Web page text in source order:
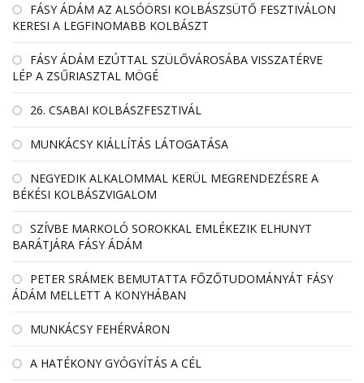
FÁSY ÁDÁM AZ ALSÓÖRSI KOLBÁSZSÜTŐ FESZTIVÁLON
KERESI A LEGFINOMABB KOLBÁSZT
FÁSY ÁDÁM EZÚTTAL SZÜLŐVÁROSÁBA VISSZATÉRVE
LÉP A ZSŰRIASZTAL MÖGÉ
26. CSABAI KOLBÁSZFESZTIVÁL
MUNKÁCSY KIÁLLÍTÁS LÁTOGATÁSA
NEGYEDIK ALKALOMMAL KERÜL MEGRENDEZÉSRE A
BÉKÉSI KOLBÁSZVIGALOM
SZÍVBE MARKOLÓ SOROKKAL EMLÉKEZIK ELHUNYT
BARÁTJÁRA FÁSY ÁDÁM
PETER SRÁMEK BEMUTATTA FŐZŐTUDOMÁNYÁT FÁSY
ÁDÁM MELLETT A KONYHÁBAN
MUNKÁCSY FEHÉRVÁRON
A HATÉKONY GYÓGYÍTÁS A CÉL